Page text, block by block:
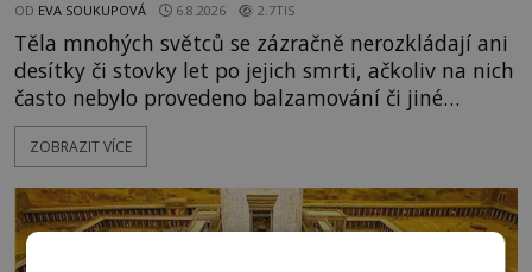
OD EVA SOUKUPOVÁ 6.8.2026 2.7TIS
Těla mnohých světců se zázračně nerozkládají ani
desítky či stovky let po jejich smrti, ačkoliv na nich
často nebylo provedeno balzamování či jiné
pokusy o konzervaci. Neporušené ostatky bývají
považovány za důkaz svatosti zemřelých. Jaké
osobností ochraňují? Na hřbitově u kláštera
Milosrdných
ZOBRAZIT VÍCE